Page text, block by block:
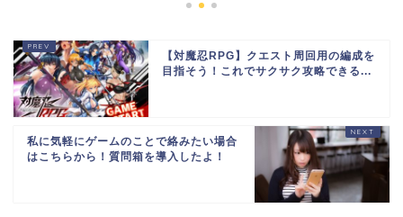
【対魔忍RPG】クエスト周回用の編成を
目指そう！これでサクサク攻略できる...
私に気軽にゲームのことで絡みたい場合
はこちらから！質問箱を導入したよ！